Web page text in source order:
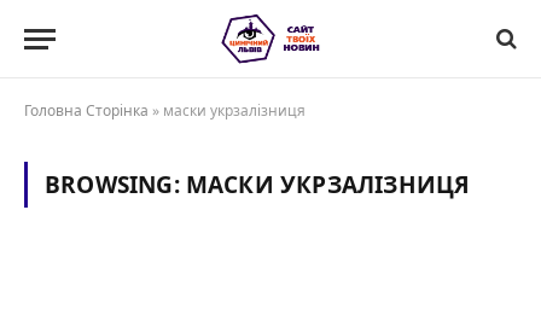
Головна Сторінка » маски укрзалізниця
BROWSING: МАСКИ УКРЗАЛІЗНИЦЯ